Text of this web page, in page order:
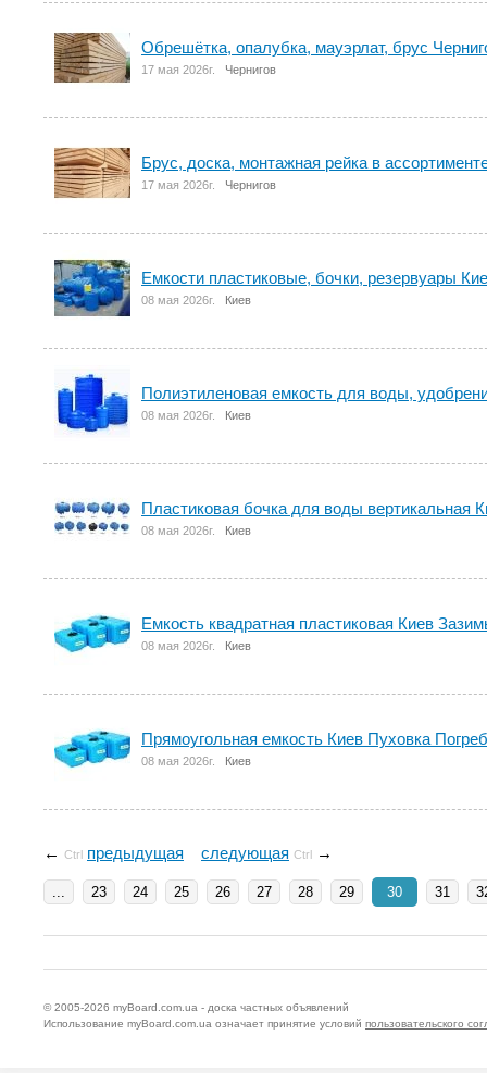
Обрешётка, опалубка, мауэрлат, брус
17 мая 2026г. Чернигов
Брус, доска, монтажная рейка в
17 мая 2026г. Чернигов
Емкости пластиковые, бочки, резервуары
08 мая 2026г. Киев
Полиэтиленовая емкость для воды,
08 мая 2026г. Киев
Пластиковая бочка для воды вертикальная
08 мая 2026г. Киев
Емкость квадратная пластиковая Киев
08 мая 2026г. Киев
Прямоугольная емкость Киев Пуховка
08 мая 2026г. Киев
← Ctrl предыдущая следующая Ctrl →
... 23 24 25 26 27 28 29 30 31
© 2005-2026 myBoard.com.ua - доска частных объявлений
Использование myBoard.com.ua означает принятие условий пользовательского